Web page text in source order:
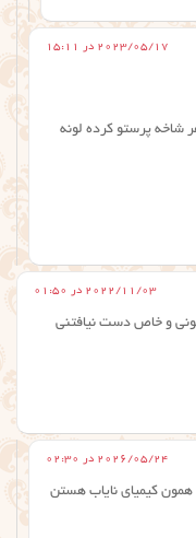
2023/05/17 در 15:11
پرستو کرده لونه
2022/11/03 در 01:50
و خاص دست نیافتنی
2026/05/24 در 02:30
کیمیای نایاب هستن